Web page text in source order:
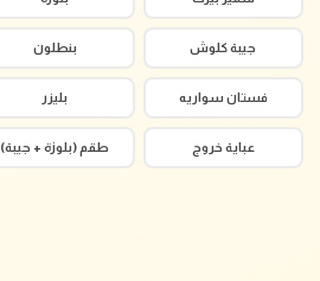
جيبة كلوش بنطلون
فستان سواريه بليزر
عباية خروج طقم (بلوزة + جيبة)